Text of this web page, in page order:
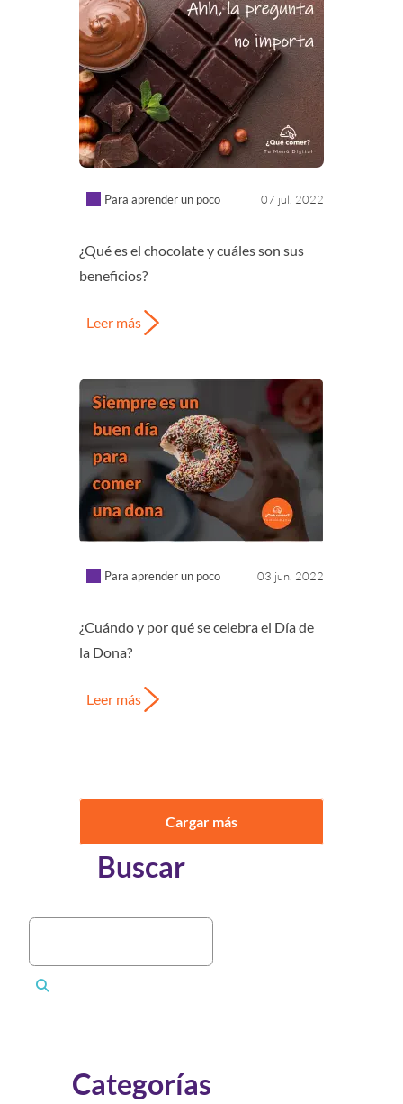
Para aprender un poco 07 jul. 2022
¿Qué es el chocolate y cuáles son sus
beneficios?
Leer más
Para aprender un poco 03 jun. 2022
¿Cuándo y por qué se celebra el Día de
la Dona?
Leer más
Cargar más
Buscar
Categorías